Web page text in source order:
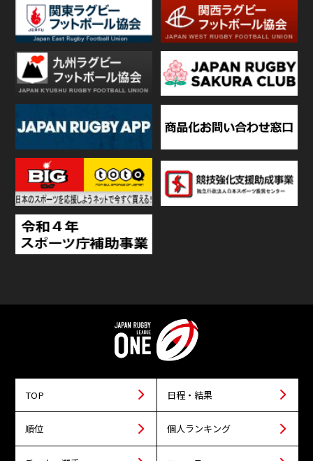
TOP 日程・結果
順位 個人ランキング